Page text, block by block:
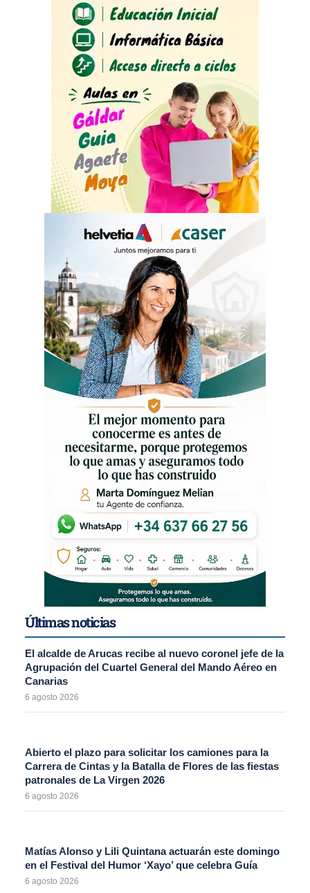
Últimas noticias
El alcalde de Arucas recibe al nuevo coronel jefe de la
Agrupación del Cuartel General del Mando Aéreo en
Canarias
6 agosto 2026
Abierto el plazo para solicitar los camiones para la
Carrera de Cintas y la Batalla de Flores de las fiestas
patronales de La Virgen 2026
6 agosto 2026
Matías Alonso y Lili Quintana actuarán este domingo
en el Festival del Humor ‘Xayo’ que celebra Guía
6 agosto 2026